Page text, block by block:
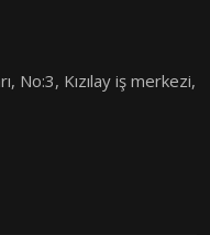
No:3, Kızılay iş merkezi,